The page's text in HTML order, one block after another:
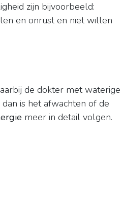
zijn bijvoorbeeld:
en onrust en niet willen
de dokter met waterige
is het afwachten of de
meer in detail volgen.